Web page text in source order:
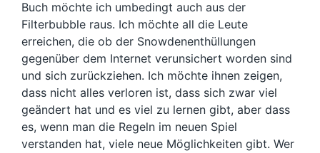
Buch möchte ich umbedingt auch aus der
Filterbubble raus. Ich möchte all die Leute
erreichen, die ob der Snowdenenthüllungen
gegenüber dem Internet verunsichert worden sind
und sich zurückziehen. Ich möchte ihnen zeigen,
dass nicht alles verloren ist, dass sich zwar viel
geändert hat und es viel zu lernen gibt, aber dass
es, wenn man die Regeln im neuen Spiel
verstanden hat, viele neue Möglichkeiten gibt. Wer